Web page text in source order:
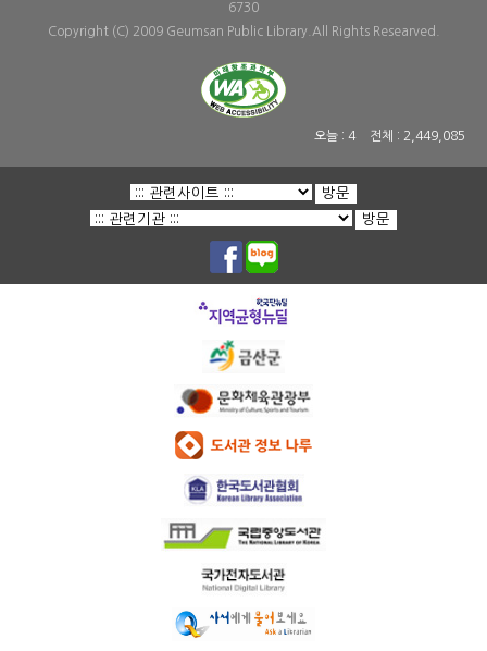
6730
Copyright (C) 2009 Geumsan Public Library.All Rights Researved.
오늘 : 4 전체 : 2,449,085